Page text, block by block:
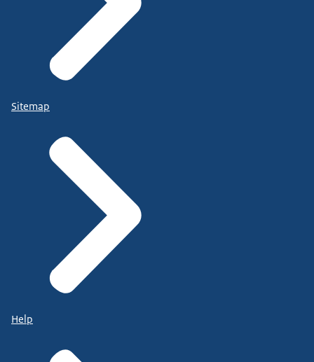
Sitemap
Help